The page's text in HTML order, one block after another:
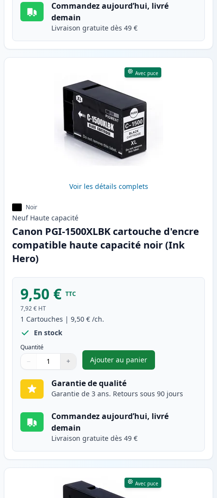
Commandez aujourd’hui, livré
demain
Livraison gratuite dès 49 €
Avec puce
Voir les détails complets
Noir
Neuf Haute capacité
Canon PGI-1500XLBK cartouche d'encre
compatible haute capacité noir (Ink
Hero)
9,50 € TTC
7,92 € HT
1 Cartouches | 9,50 € /ch.
En stock
Quantité
Quantité
Utilisez les boutons pour ajuster
− +
Quantité
Ajouter au panier
,Canon PGI-1500XLBK
Garantie de qualité
Garantie de 3 ans. Retours sous 90 jours
Commandez aujourd’hui, livré
demain
Livraison gratuite dès 49 €
Avec puce